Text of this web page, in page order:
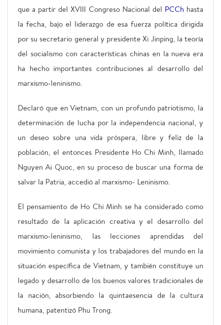
que a partir del XVIII Congreso Nacional del PCCh hasta
la fecha, bajo el liderazgo de esa fuerza política dirigida
por su secretario general y presidente Xi Jinping, la teoría
del socialismo con características chinas en la nueva era
ha hecho importantes contribuciones al desarrollo del
marxismo-leninismo.
Declaró que en Vietnam, con un profundo patriotismo, la
determinación de lucha por la independencia nacional, y
un deseo sobre una vida próspera, libre y feliz de la
población, el entonces Presidente Ho Chi Minh, llamado
Nguyen Ai Quoc, en su proceso de buscar una forma de
salvar la Patria, accedió al marxismo- Leninismo.
El pensamiento de Ho Chi Minh se ha considerado como
resultado de la aplicación creativa y el desarrollo del
marxismo-leninismo, las lecciones aprendidas del
movimiento comunista y los trabajadores del mundo en la
situación específica de Vietnam, y también constituye un
legado y desarrollo de los buenos valores tradicionales de
la nación, absorbiendo la quintaesencia de la cultura
humana, patentizó Phu Trong.